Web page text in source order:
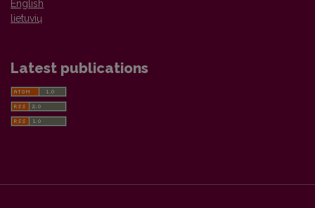
English
lietuvių
Latest publications